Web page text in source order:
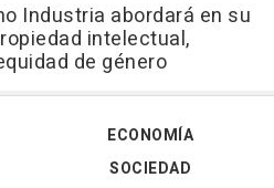
Industria abordará en su
intelectual,
de género
ECONOMÍA
SOCIEDAD